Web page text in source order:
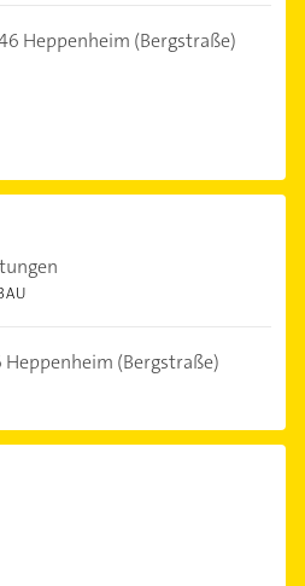
Heppenheim (Bergstraße)
Heppenheim (Bergstraße)